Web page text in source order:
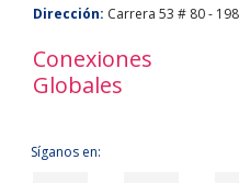
Dirección: Carrera 53 # 80 - 198
Conexiones
Globales
Síganos en: